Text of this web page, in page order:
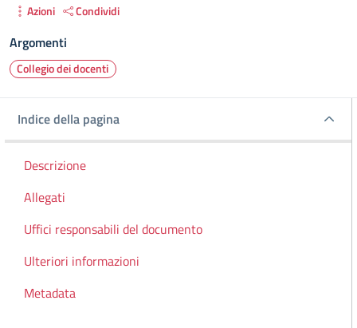
Azioni Condividi
Argomenti
Collegio dei docenti
Indice della pagina
Indice della pagina
Descrizione
Allegati
Uffici responsabili del documento
Ulteriori informazioni
Metadata